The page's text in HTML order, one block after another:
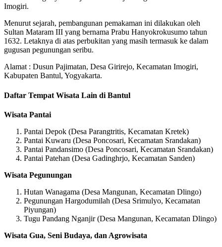
Imogiri.
Menurut sejarah, pembangunan pemakaman ini dilakukan oleh
Sultan Mataram III yang bernama Prabu Hanyokrokusumo tahun
1632. Letaknya di atas perbukitan yang masih termasuk ke dalam
gugusan pegunungan seribu.
Alamat : Dusun Pajimatan, Desa Girirejo, Kecamatan Imogiri,
Kabupaten Bantul, Yogyakarta.
Daftar Tempat Wisata Lain di Bantul
Wisata Pantai
Pantai Depok (Desa Parangtritis, Kecamatan Kretek)
Pantai Kuwaru (Desa Poncosari, Kecamatan Srandakan)
Pantai Pandansimo (Desa Poncosari, Kecamatan Srandakan)
Pantai Patehan (Desa Gadinghrjo, Kecamatan Sanden)
Wisata Pegunungan
Hutan Wanagama (Desa Mangunan, Kecamatan Dlingo)
Pegunungan Hargodumilah (Desa Srimulyo, Kecamatan
Piyungan)
Tugu Pandang Nganjir (Desa Mangunan, Kecamatan Dlingo)
Wisata Gua, Seni Budaya, dan Agrowisata